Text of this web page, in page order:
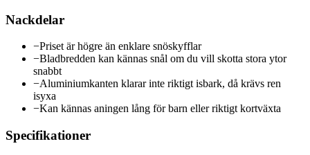
Nackdelar
−Priset är högre än enklare snöskyfflar
−Bladbredden kan kännas snål om du vill skotta stora ytor
snabbt
−Aluminiumkanten klarar inte riktigt isbark, då krävs ren
isyxa
−Kan kännas aningen lång för barn eller riktigt kortväxta
Specifikationer